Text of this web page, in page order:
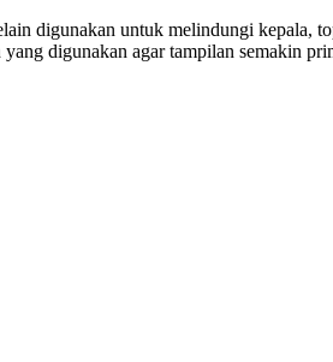
digunakan untuk melindungi kepala,
digunakan agar tampilan semakin